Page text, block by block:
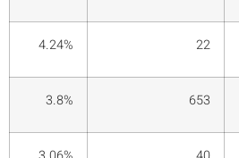
22
4.24%
653
3.8%